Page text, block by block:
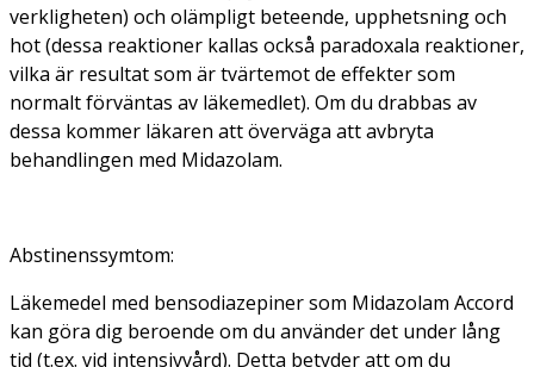
verkligheten) och olämpligt beteende, upphetsning och
hot (dessa reaktioner kallas också paradoxala reaktioner,
vilka är resultat som är tvärtemot de effekter som
normalt förväntas av läkemedlet). Om du drabbas av
dessa kommer läkaren att överväga att avbryta
behandlingen med Midazolam.
Abstinenssymtom:
Läkemedel med bensodiazepiner som Midazolam Accord
kan göra dig beroende om du använder det under lång
tid (t.ex. vid intensivvård). Detta betyder att om du